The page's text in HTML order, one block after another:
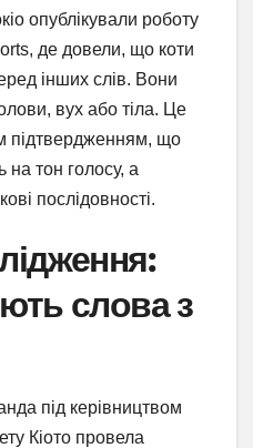
опублікували роботу
де довели, що коти
інших слів. Вони
вух або тіла. Це
підтвердженням, що
на тон голосу, а
послідовності.
слова з
під керівництвом
Кіото провела